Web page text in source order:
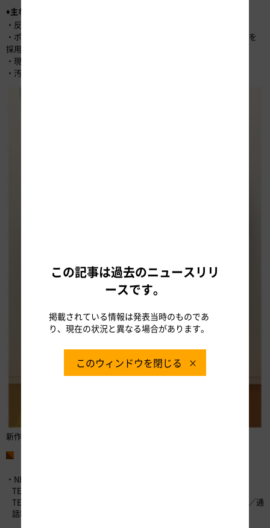
♦主な変更点（
・反射テープを採用し夜間の視認性を確保 [安全面]
・ポケットの収納力の向上、収納物の落下防止対策としてファスナーを
採用 [安全面]
・現在の男女の体型に合ったサイズ展開に変更 [機能面]
・汚れが目立ちにくい色を採用 [機能面]
新作業服
・NEXCO中日本お客さまセンター （24時間365日対応）
TEL：0120-922-229 （フリーダイヤル）
TEL：052-223-0333 （フリーダイヤルがご利用になれないお客さま／通
話料有料）
この記事は過去のニュースリリ
ースです。
掲載されている情報は発表当時のものであ
り、現在の状況と異なる場合があります。
このウィンドウを閉じる